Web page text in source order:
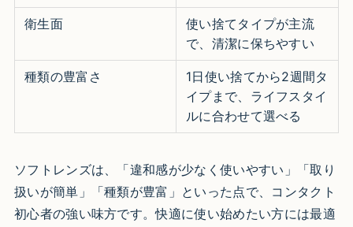
衛生面
使い捨てタイプが主流
で、清潔に保ちやすい
種類の豊富さ
1日使い捨てから2週間タ
イプまで、ライフスタイ
ルに合わせて選べる
ソフトレンズは、「違和感が少なく使いやすい」「取り
扱いが簡単」「種類が豊富」といった点で、コンタクト
初心者の強い味方です。快適に使い始めたい方には最適